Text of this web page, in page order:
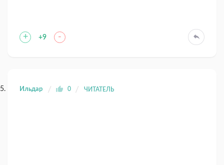
+ +9 -
Ильдар 0 ЧИТАТЕЛЬ